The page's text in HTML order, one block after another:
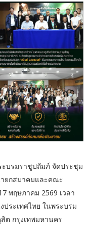
บรมราชูปถัมภ์ จัดประชุม
ยกสมาคมและคณะ
พฤษภาคม 2569 เวลา
ระเทศไทย ในพระบรม
ต กรุงเทพมหานคร